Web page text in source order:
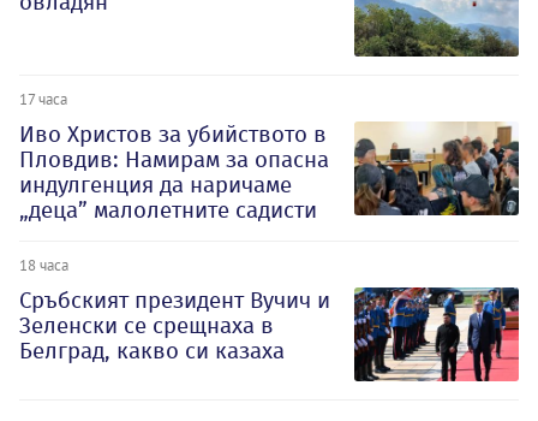
17 часа
Иво Христов за убийството в
Пловдив: Намирам за опасна
индулгенция да наричаме
„деца” малолетните садисти
18 часа
Сръбският президент Вучич и
Зеленски се срещнаха в
Белград, какво си казаха